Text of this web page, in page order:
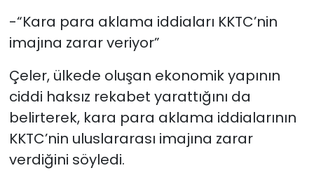
-“Kara para aklama iddiaları KKTC’nin
imajına zarar veriyor”
Çeler, ülkede oluşan ekonomik yapının
ciddi haksız rekabet yarattığını da
belirterek, kara para aklama iddialarının
KKTC’nin uluslararası imajına zarar
verdiğini söyledi.